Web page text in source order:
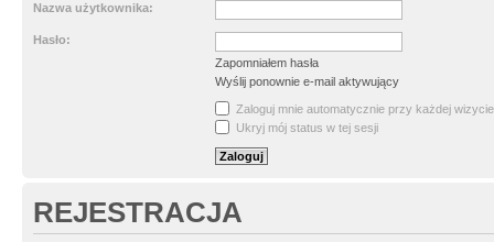
Nazwa użytkownika:
Hasło:
Zapomniałem hasła
Wyślij ponownie e-mail aktywujący
Zaloguj mnie automatycznie przy każdej wizycie
Ukryj mój status w tej sesji
REJESTRACJA